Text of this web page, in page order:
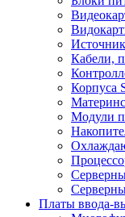
Кабели,
Корпуса
Модули
Платы ввода-